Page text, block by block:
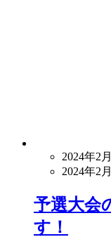
2024年2
2024年2
予選大会
す！